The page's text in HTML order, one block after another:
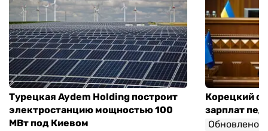
Турецкая Aydem Holding построит
электростанцию мощностью 100
МВт под Киевом
Корецкий
зарплат
Обновлено